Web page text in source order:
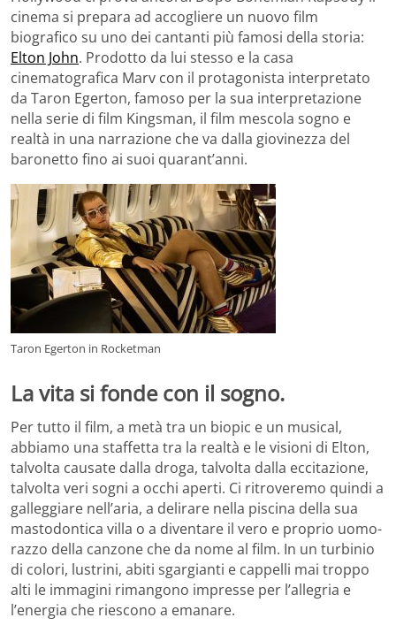
cinema si prepara ad accogliere un nuovo film
biografico su uno dei cantanti più famosi della storia:
Elton John. Prodotto da lui stesso e la casa
cinematografica Marv con il protagonista interpretato
da Taron Egerton, famoso per la sua interpretazione
nella serie di film Kingsman, il film mescola sogno e
realtà in una narrazione che va dalla giovinezza del
baronetto fino ai suoi quarant’anni.
Taron Egerton in Rocketman
La vita si fonde con il sogno.
Per tutto il film, a metà tra un biopic e un musical,
abbiamo una staffetta tra la realtà e le visioni di Elton,
talvolta causate dalla droga, talvolta dalla eccitazione,
talvolta veri sogni a occhi aperti. Ci ritroveremo quindi a
galleggiare nell’aria, a delirare nella piscina della sua
mastodontica villa o a diventare il vero e proprio uomo-
razzo della canzone che da nome al film. In un turbinio
di colori, lustrini, abiti sgargianti e cappelli mai troppo
alti le immagini rimangono impresse per l’allegria e
l’energia che riescono a emanare.